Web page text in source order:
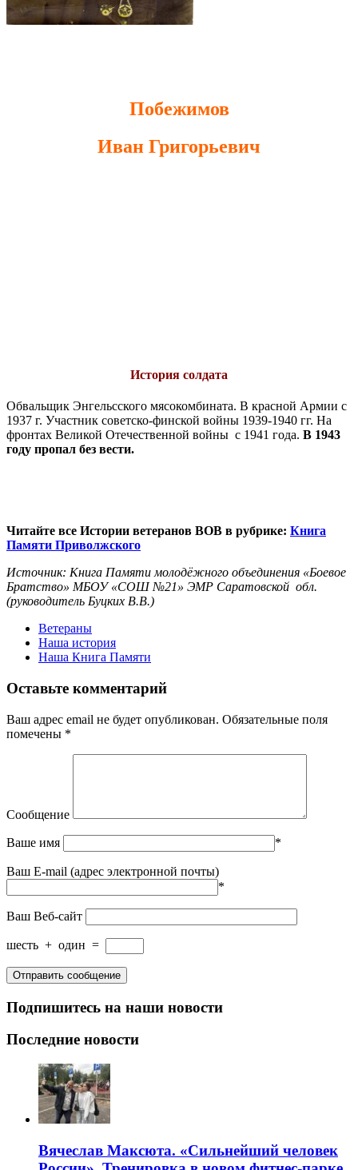
Побежимов
Иван Григорьевич
История солдата
Обвальщик Энгельсского мясокомбината. В красной Армии с
1937 г. Участник советско-финской войны 1939-1940 гг. На
фронтах Великой Отечественной войны с 1941 года. В 1943
году пропал без вести.
Читайте все Истории ветеранов ВОВ в рубрике: Книга
Памяти Приволжского
Источник: Книга Памяти молодёжного объединения «Боевое
Братство» МБОУ «СОШ №21» ЭМР Саратовской обл.
(руководитель Буцких В.В.)
Ветераны
Наша история
Наша Книга Памяти
Оставьте комментарий
Ваш адрес email не будет опубликован. Обязательные поля
помечены *
Сообщение
Ваше имя *
Ваш E-mail (адрес электронной почты)
*
Ваш Веб-сайт
шесть + один =
Подпишитесь на наши новости
Последние новости
Вячеслав Максюта. «Сильнейший человек